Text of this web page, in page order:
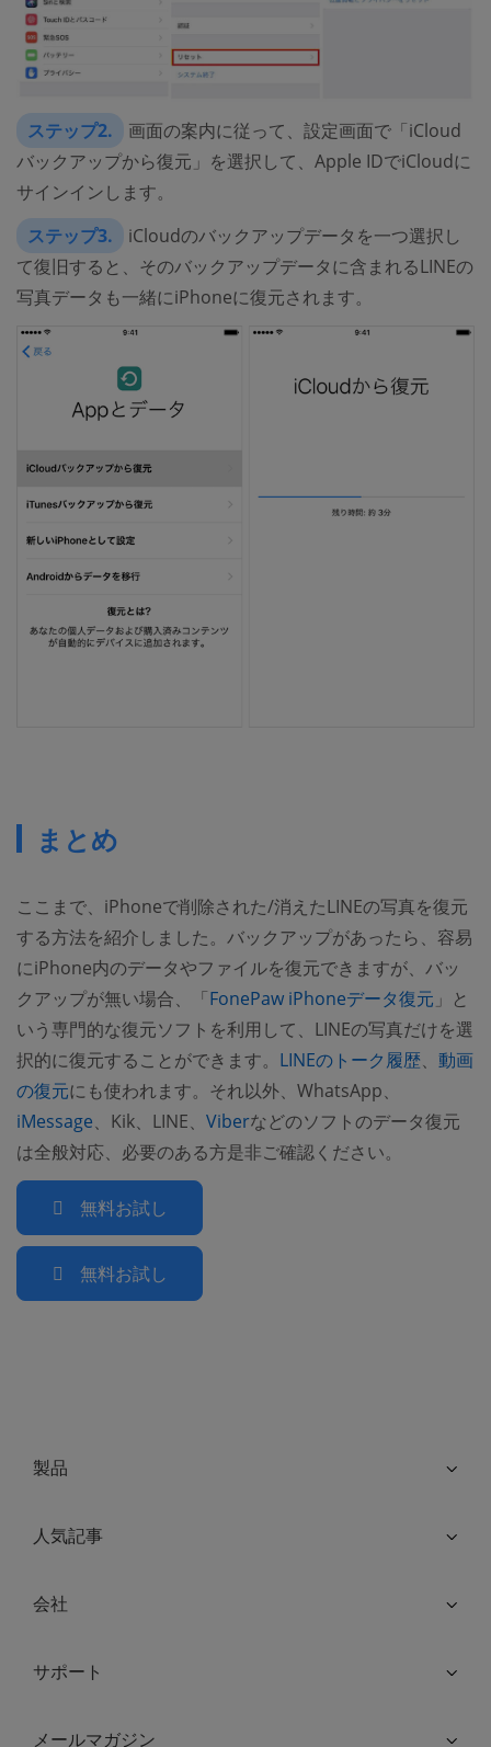
ステップ2.
画面の案内に従って、設定画面で「iCloud
バックアップから復元」を選択して、Apple IDでiCloudに
サインインします。
ステップ3.
iCloudのバックアップデータを一つ選択し
て復旧すると、そのバックアップデータに含まれるLINEの
写真データも一緒にiPhoneに復元されます。
まとめ
ここまで、iPhoneで削除された/消えたLINEの写真を復元
する方法を紹介しました。バックアップがあったら、容易
にiPhone内のデータやファイルを復元できますが、バッ
クアップが無い場合、「FonePaw iPhoneデータ復元 」と
いう専門的な復元ソフトを利用して、LINEの写真だけを選
択的に復元することができます。 LINEのトーク履歴、 動画
の復元にも使われます。それ以外、WhatsApp、
iMessage、Kik、LINE、 Viberなどのソフトのデータ復元
は全般対応、必要のある方是非ご確認ください。
無料お試し
無料お試し
製品
人気記事
会社
サポート
メールマガジン